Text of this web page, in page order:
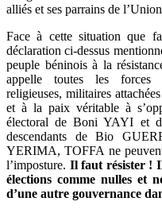
alliés et ses parrains de
Face à cette situation que
déclaration ci-dessus
peuple béninois à la
appelle toutes les forces
religieuses, militaires
et à la paix véritable à
électoral de Boni YAYI et
descendants de Bio
YERIMA, TOFFA ne
l’imposture. Il faut résister !
élections comme nulles et
d’une autre gouvernance